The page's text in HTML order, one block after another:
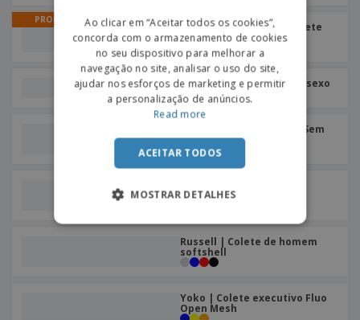
PROMO
Colete Polar Cerler | Colete
Polar
SOL'S | Colete Polar Unissexo
SOL'S | Colete Softshell Sem
Mangas Homem
homem softshell
Russell | Colete de homem
softshell
Yoko | Colete executivo Fluo
Open Mesh
SPANISH
Ao clicar em “Aceitar todos os cookies”,
concorda com o armazenamento de cookies
no seu dispositivo para melhorar a
navegação no site, analisar o uso do site,
ajudar nos esforços de marketing e permitir
a personalização de anúncios.
Read more
ACEITAR TODOS
MOSTRAR DETALHES